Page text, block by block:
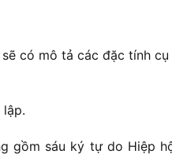
có mô tả các đặc tính
gồm sáu ký tự do Hiệp